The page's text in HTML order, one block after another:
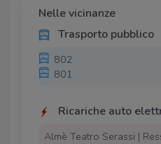
Le immagini nella seguente
creati a scopo informativo.
Nelle vicinanze
Trasporto pubblico
802
801
Ricariche auto
Almè Teatro Serassi |